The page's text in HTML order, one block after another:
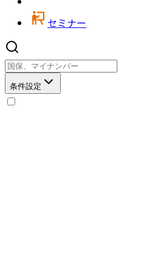
セミナー
条件設定